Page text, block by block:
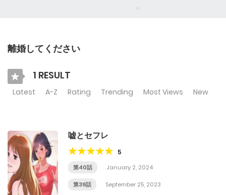
離婚してください
1 RESULT
Latest A-Z Rating Trending Most Views New
嘘とセフレ
5
第40話 January 2, 2024
第39話 September 25, 2023